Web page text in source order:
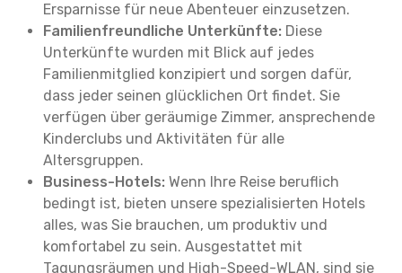
Ersparnisse für neue Abenteuer einzusetzen.
Familienfreundliche Unterkünfte: Diese
Unterkünfte wurden mit Blick auf jedes
Familienmitglied konzipiert und sorgen dafür,
dass jeder seinen glücklichen Ort findet. Sie
verfügen über geräumige Zimmer, ansprechende
Kinderclubs und Aktivitäten für alle
Altersgruppen.
Business-Hotels: Wenn Ihre Reise beruflich
bedingt ist, bieten unsere spezialisierten Hotels
alles, was Sie brauchen, um produktiv und
komfortabel zu sein. Ausgestattet mit
Tagungsräumen und High-Speed-WLAN, sind sie